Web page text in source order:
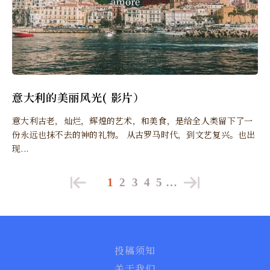
意大利的美丽风光( 影片）
意大利古老，灿烂，辉煌的艺术，和美食，是给全人类留下了一
份永远也抹不去的神的礼物。 从古罗马时代，到文艺复兴。也出
现...
1 2 3 4 5 …
投稿须知